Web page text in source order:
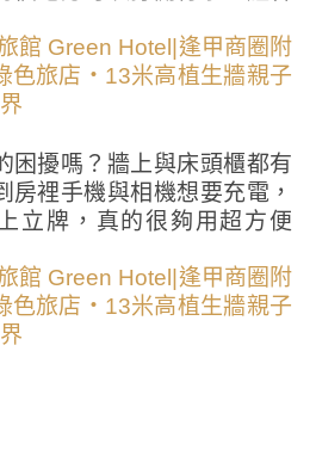
困擾嗎？牆上與床頭櫃都有
房裡手機與相機想要充電，
立牌，真的很夠用超方便